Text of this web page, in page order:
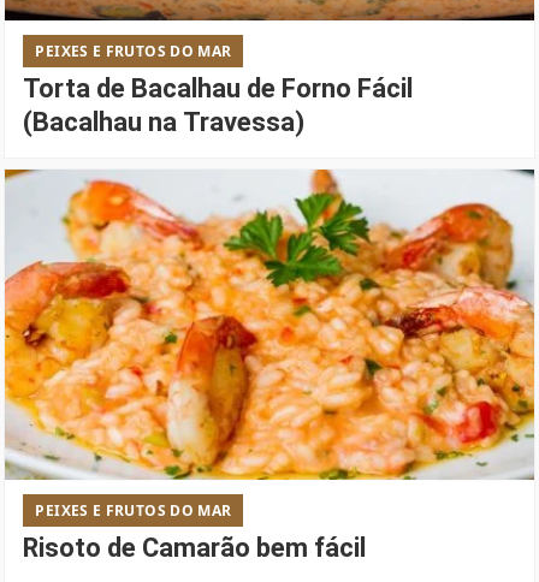
PEIXES E FRUTOS DO MAR
Torta de Bacalhau de Forno Fácil
(Bacalhau na Travessa)
PEIXES E FRUTOS DO MAR
Risoto de Camarão bem fácil